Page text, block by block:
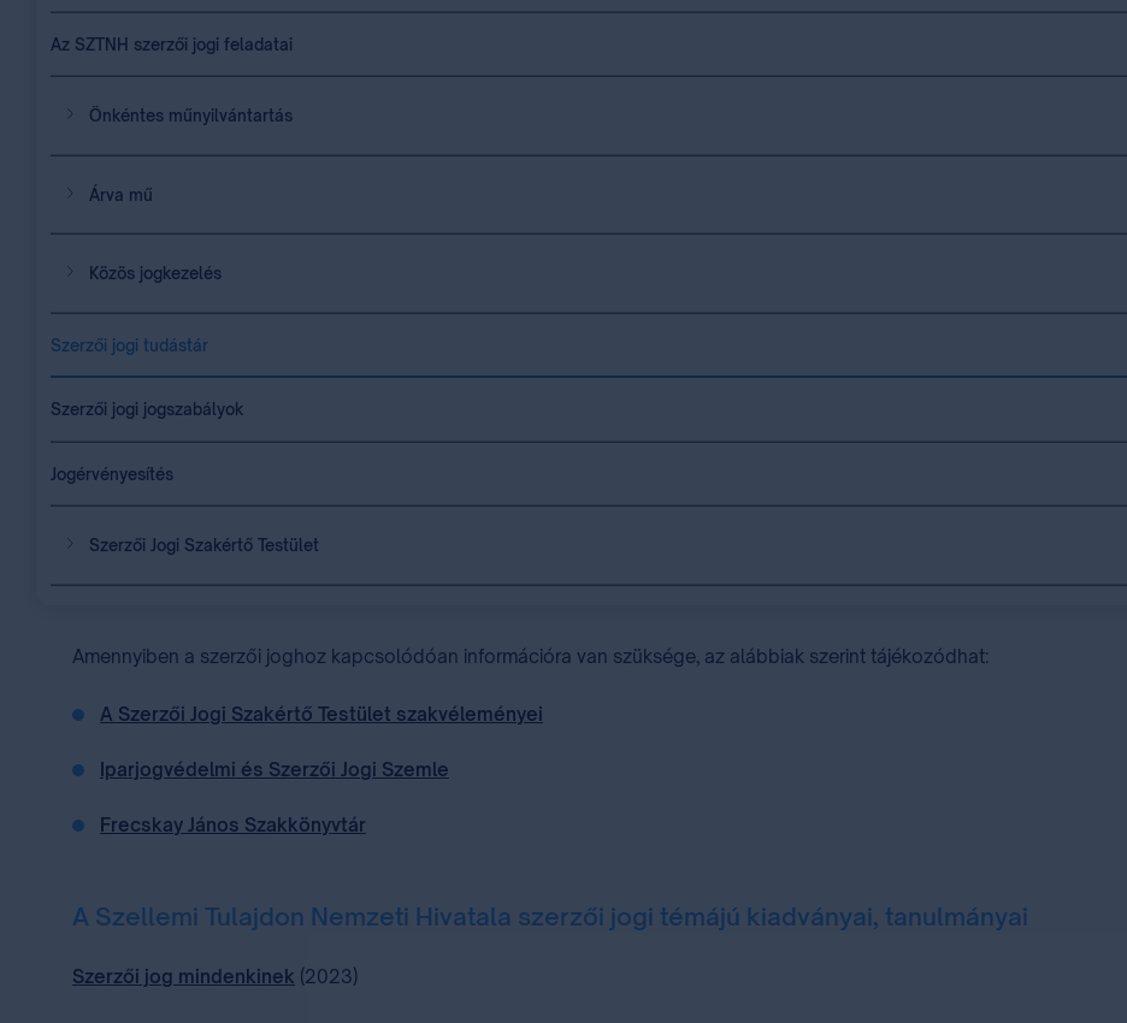
Az SZTNH szerzői jogi feladatai
Önkéntes műnyilvántartás
Árva mű
Közös jogkezelés
Szerzői jogi tudástár
Szerzői jogi jogszabályok
Jogérvényesítés
Szerzői Jogi Szakértő Testület
Amennyiben a szerzői joghoz kapcsolódóan információra van szüksége, az alábbiak szerint tájékozódhat:
A Szerzői Jogi Szakértő Testület szakvéleményei
Iparjogvédelmi és Szerzői Jogi Szemle
Frecskay János Szakkönyvtár
A Szellemi Tulajdon Nemzeti Hivatala szerzői jogi témájú kiadványai, tanulmányai
Szerzői jog mindenkinek (2023)